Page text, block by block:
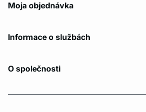
Moja objednávka
Informace o službách
O společnosti